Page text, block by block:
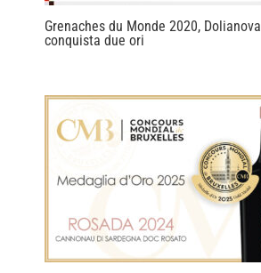
Grenaches du Monde 2020, Dolianova
conquista due ori